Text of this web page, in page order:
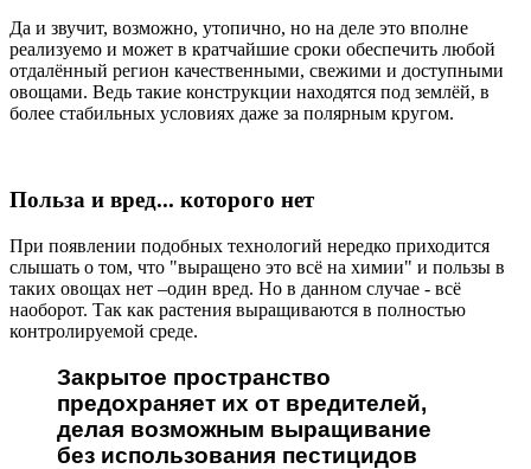
Да и звучит, возможно, утопично, но на деле это вполне
реализуемо и может в кратчайшие сроки обеспечить любой
отдалённый регион качественными, свежими и доступными
овощами. Ведь такие конструкции находятся под землёй, в
более стабильных условиях даже за полярным кругом.
Польза и вред... которого нет
При появлении подобных технологий нередко приходится
слышать о том, что "выращено это всё на химии" и пользы в
таких овощах нет –один вред. Но в данном случае - всё
наоборот. Так как растения выращиваются в полностью
контролируемой среде.
Закрытое пространство
предохраняет их от вредителей,
делая возможным выращивание
без использования пестицидов